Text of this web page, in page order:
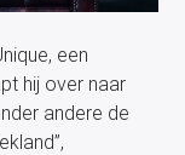
een
hij over naar
andere de